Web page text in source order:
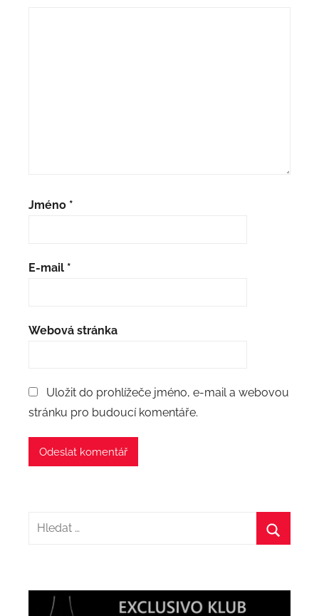
Jméno *
E-mail *
Webová stránka
Uložit do prohlížeče jméno, e-mail a webovou
stránku pro budoucí komentáře.
Hledat: